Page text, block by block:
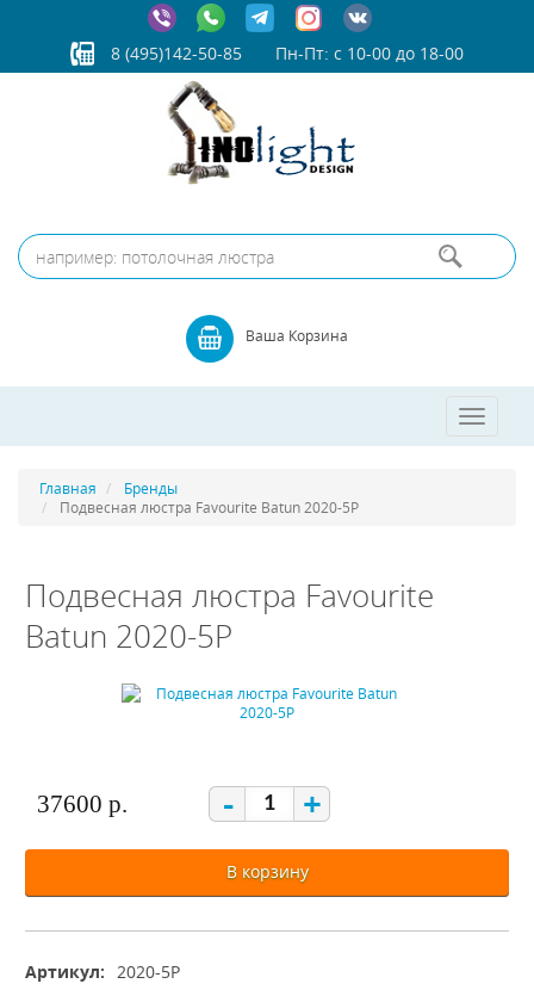
8 (495)142-50-85 Пн-Пт: с 10-00 до 18-00
Ваша Корзина
Toggle
Главная
Бренды
Подвесная люстра Favourite Batun 2020-5P
Подвесная люстра Favourite
Batun 2020-5P
37600 р. - +
В корзину
Артикул: 2020-5P